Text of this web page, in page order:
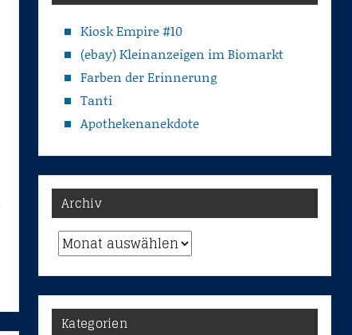
Kiosk Empire #10
(ebay) Kleinanzeigen im Biomarkt
Farben der Erinnerung
Tanti
Apothekenanekdote
Archiv
Archiv
Kategorien